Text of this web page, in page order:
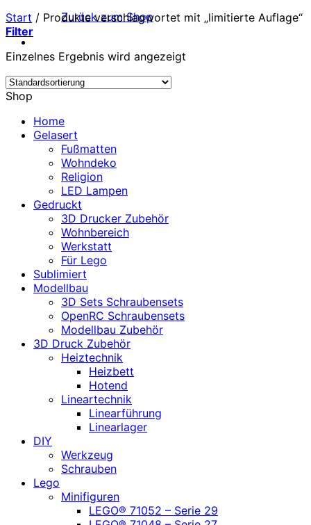
Zurück zum Shop
Start / Produkte verschlagwortet mit „limitierte Auflage“
Filter
Einzelnes Ergebnis wird angezeigt
Shop
Home
Gelasert
Fußmatten
Wohndeko
Religion
LED Lampen
Gedruckt
3D Drucker Zubehör
Wohnbereich
Werkstatt
Für Lego
Sublimiert
Modellbau
3D Sets Schraubensets
OpenRC Schraubensets
Modellbau Zubehör
3D Druck Zubehör
Heiztechnik
Heizbett
Hotend
Lineartechnik
Linearführung
Linearlager
DIY
Werkzeug
Schrauben
Lego
Minifiguren
LEGO® 71052 – Serie 29